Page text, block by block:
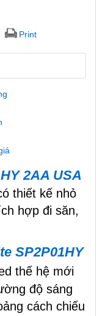
Print
2AA USA
thiết kế nhỏ
hợp đi săn,
SP2P01HY
thế hệ mới
độ sáng
cách chiếu